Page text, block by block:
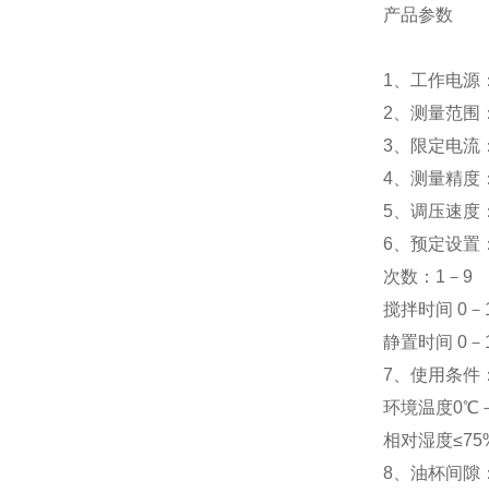
产品参数
1、工作电源
2、测量范围
3、限定电流
4、测量精度
5、调压速度
6、预定设置
次数：1－9
搅拌时间 0
静置时间 0
7、使用条件
环境温度0℃
相对湿度
8、油杯间隙